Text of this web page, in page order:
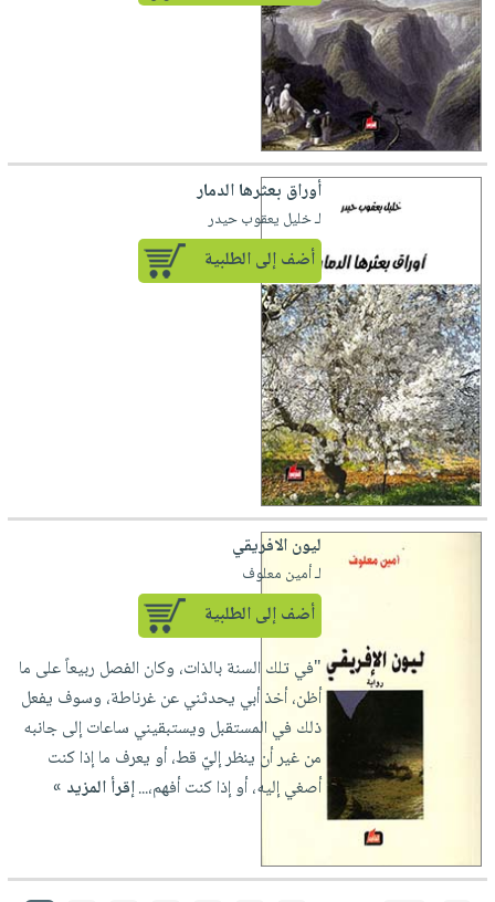
أوراق بعثرها الدمار
لـ خليل يعقوب حيدر
أضف إلى الطلبية
ليون الافريقي
لـ أمين معلوف
أضف إلى الطلبية
"في تلك السنة بالذات، وكان الفصل ربيعاً على ما
أظن، أخذ أبي يحدثني عن غرناطة، وسوف يفعل
ذلك في المستقبل ويستبقيني ساعات إلى جانبه
من غير أن ينظر إليّ قط، أو يعرف ما إذا كنت
أصغي إليه، أو إذا كنت أفهم،...إقرأ المزيد »